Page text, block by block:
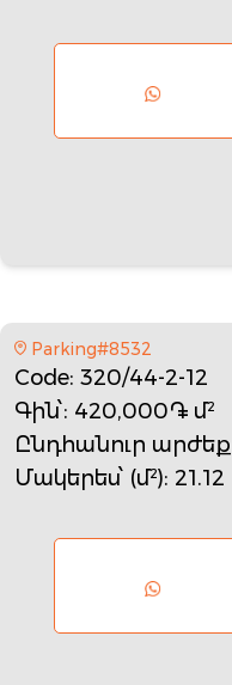
Parking#8532
Code: 320/44-2-12
Գին՝: 420,000֏ մ²
Ընդհանուր արժեք
Մակերես՝ (մ²): 21.12